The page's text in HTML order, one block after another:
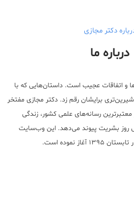
دکتر مجازی
درباره ما
و اتفاقات عجیب است. داستان‌هایی که با
برایشان رقم زد. دکتر مجازی مفتخر
رسانه‌های علمی کشور، زندگی
روز بشریت پیوند می‌دهد. این وب‌سایت
آغاز نموده است.